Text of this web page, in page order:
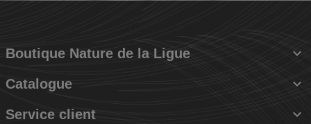
Boutique Nature de la Ligue 
Catalogue 
Service client 